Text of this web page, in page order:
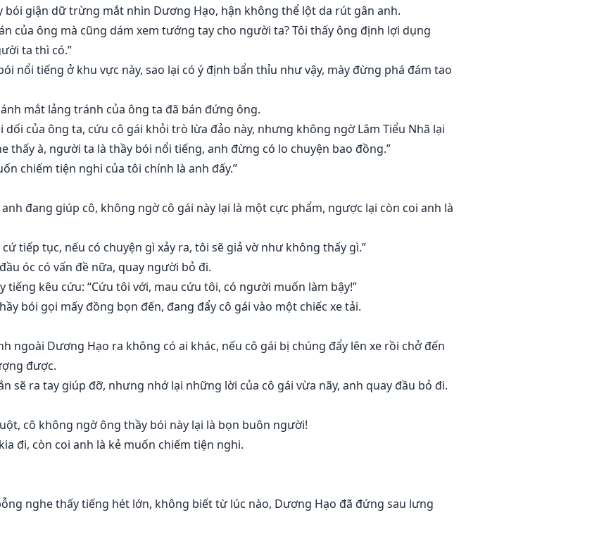
bói giận dữ trừng mắt nhìn Dương Hạo, hận không thể lột da rút gân anh.
của ông mà cũng dám xem tướng tay cho người ta? Tôi thấy ông định lợi dụng
ta thì có.”
nổi tiếng ở khu vực này, sao lại có ý định bẩn thỉu như vậy, mày đừng phá đám tao
mắt lảng tránh của ông ta đã bán đứng ông.
của ông ta, cứu cô gái khỏi trò lừa đảo này, nhưng không ngờ Lâm Tiểu Nhã lại
thấy à, người ta là thầy bói nổi tiếng, anh đừng có lo chuyện bao đồng.”
chiếm tiện nghi của tôi chính là anh đấy.”
đang giúp cô, không ngờ cô gái này lại là một cực phẩm, ngược lại còn coi anh là
tiếp tục, nếu có chuyện gì xảy ra, tôi sẽ giả vờ như không thấy gì.”
óc có vấn đề nữa, quay người bỏ đi.
kêu cứu: “Cứu tôi với, mau cứu tôi, có người muốn làm bậy!”
bói gọi mấy đồng bọn đến, đang đẩy cô gái vào một chiếc xe tải.
ngoài Dương Hạo ra không có ai khác, nếu cô gái bị chúng đẩy lên xe rồi chở đến
được.
sẽ ra tay giúp đỡ, nhưng nhớ lại những lời của cô gái vừa nãy, anh quay đầu bỏ đi.
cô không ngờ ông thầy bói này lại là bọn buôn người!
đi, còn coi anh là kẻ muốn chiếm tiện nghi.
nghe thấy tiếng hét lớn, không biết từ lúc nào, Dương Hạo đã đứng sau lưng